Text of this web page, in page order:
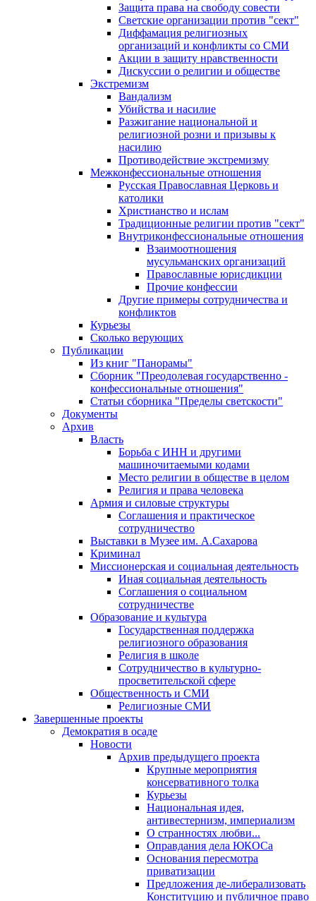
Защита права на свободу совести
Светские организации против "сект"
Диффамация религиозных
организаций и конфликты со СМИ
Акции в защиту нравственности
Дискуссии о религии и обществе
Экстремизм
Вандализм
Убийства и насилие
Разжигание национальной и
религиозной розни и призывы к
насилию
Противодействие экстремизму
Межконфессиональные отношения
Русская Православная Церковь и
католики
Христианство и ислам
Традиционные религии против "сект"
Внутриконфессиональные отношения
Взаимоотношения
мусульманских организаций
Православные юрисдикции
Прочие конфессии
Другие примеры сотрудничества и
конфликтов
Курьезы
Сколько верующих
Публикации
Из книг "Панорамы"
Сборник "Преодолевая государственно -
конфессиональные отношения"
Статьи сборника "Пределы светскости"
Документы
Архив
Власть
Борьба с ИНН и другими
машиночитаемыми кодами
Место религии в обществе в целом
Религия и права человека
Армия и силовые структуры
Соглашения и практическое
сотрудничество
Выставки в Музее им. А.Сахарова
Криминал
Миссионерская и социальная деятельность
Иная социальная деятельность
Соглашения о социальном
сотрудничестве
Образование и культура
Государственная поддержка
религиозного образования
Религия в школе
Сотрудничество в культурно-
просветительской сфере
Общественность и СМИ
Религиозные СМИ
Завершенные проекты
Демократия в осаде
Новости
Архив предыдущего проекта
Крупные мероприятия
консервативного толка
Курьезы
Национальная идея,
антивестернизм, империализм
О странностях любви...
Оправдания дела ЮКОСа
Основания пересмотра
приватизации
Предложения де-либерализовать
Конституцию и публичное право